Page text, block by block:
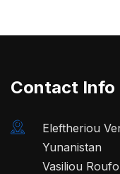
Contact Info
Eleftheriou
Yunanistan
Vasiliou